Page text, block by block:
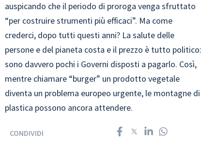
auspicando che il periodo di proroga venga sfruttato
“per costruire strumenti più efficaci”. Ma come
crederci, dopo tutti questi anni? La salute delle
persone e del pianeta costa e il prezzo è tutto politico:
sono davvero pochi i Governi disposti a pagarlo. Così,
mentre chiamare “burger” un prodotto vegetale
diventa un problema europeo urgente, le montagne di
plastica possono ancora attendere.
CONDIVIDI